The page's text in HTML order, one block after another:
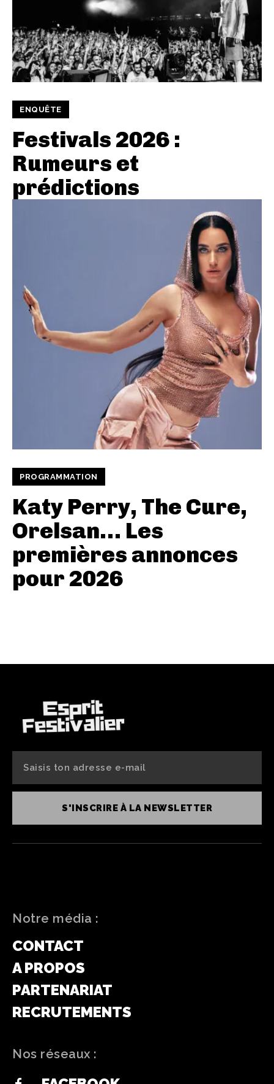
ENQUÊTE
Festivals 2026 :
Rumeurs et
prédictions
PROGRAMMATION
Katy Perry, The Cure,
Orelsan… Les
premières annonces
pour 2026
S'INSCRIRE À LA NEWSLETTER
Notre média :
CONTACT
A PROPOS
PARTENARIAT
RECRUTEMENTS
Nos réseaux :